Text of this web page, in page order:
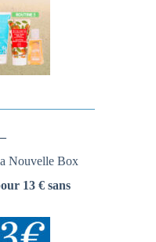
Nouvelle Box
13 € sans